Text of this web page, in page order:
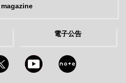
magazine
電子公告